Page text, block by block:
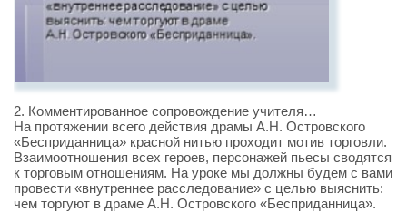
2. Комментированное сопровождение учителя…
На протяжении всего действия драмы А.Н. Островского
«Бесприданница» красной нитью проходит мотив торговли.
Взаимоотношения всех героев, персонажей пьесы сводятся
к торговым отношениям. На уроке мы должны будем с вами
провести «внутреннее расследование» с целью выяснить:
чем торгуют в драме А.Н. Островского «Бесприданница».